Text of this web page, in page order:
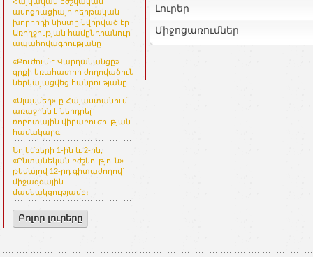
ասոցիացիայի հերթական
խորհրդի նիստը նվիրված էր
Առողջության համընդհանուր
ապահովագրությանը
«Բուժում է Վարդանանցը»
գրքի եռահատոր ժողովածուն
ներկայացվեց հանրությանը
«Սլավմեդ»-ը Հայաստանում
առաջինն է ներդրել
ռոբոտային վիրաբուժության
համակարգ
Նոյեմբերի 1-ին և 2-ին,
«Ընտանեկան բժշկություն»
թեմայով 12-րդ գիտաժողով՝
միջազգային
մասնակցությամբ։
Բոլոր լուրերը
Լուրեր
Միջոցառումներ